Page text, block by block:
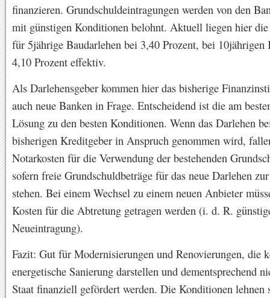
finanzieren. Grundschuldeintragungen werden von den
mit günstigen Konditionen belohnt. Aktuell liegen hier die
für 5jährige Baudarlehen bei 3,40 Prozent, bei 10jährigen
4,10 Prozent effektiv.
Als Darlehensgeber kommen hier das bisherige
auch neue Banken in Frage. Entscheidend ist die am
Lösung zu den besten Konditionen. Wenn das Darlehen
bisherigen Kreditgeber in Anspruch genommen wird,
Notarkosten für die Verwendung der bestehenden
sofern freie Grundschuldbeträge für das neue Darlehen
stehen. Bei einem Wechsel zu einem neuen Anbieter
Kosten für die Abtretung getragen werden (i. d. R.
Neueintragung).
Fazit: Gut für Modernisierungen und Renovierungen, die
energetische Sanierung darstellen und dementsprechend
Staat finanziell gefördert werden. Die Konditionen lehnen